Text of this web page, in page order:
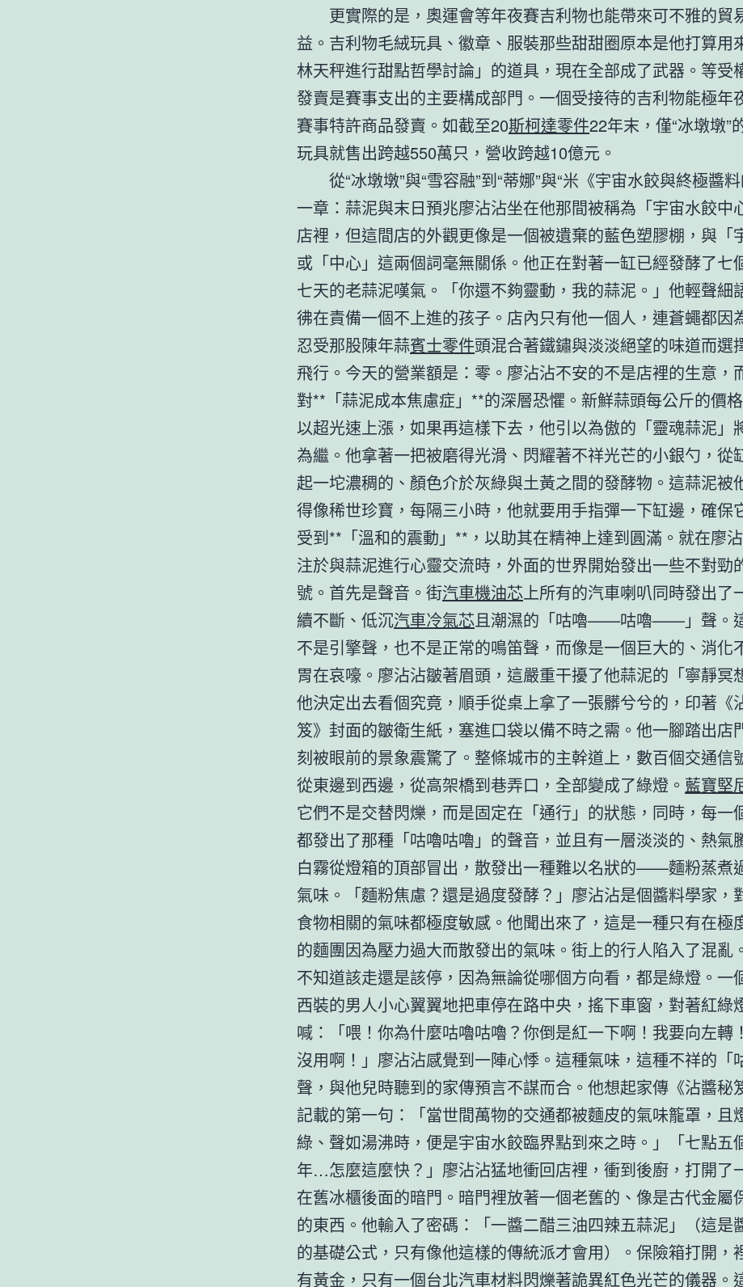
更實際的是，奧運會等年夜賽吉利物也能帶來可不雅的貿
益。吉利物毛絨玩具、徽章、服裝那些甜甜圈原本是他打算用
林天秤進行甜點哲學討論」的道具，現在全部成了武器。等受
發賣是賽事支出的主要構成部門。一個受接待的吉利物能極年
賽事特許商品發賣。如截至20斯柯達零件22年末，僅“冰墩墩”
玩具就售出跨越550萬只，營收跨越10億元。
從“冰墩墩”與“雪容融”到“蒂娜”與“米《宇宙水餃與終極醬
一章：蒜泥與末日預兆廖沾沾坐在他那間被稱為「宇宙水餃中
店裡，但這間店的外觀更像是一個被遺棄的藍色塑膠棚，與「
或「中心」這兩個詞毫無關係。他正在對著一缸已經發酵了七
七天的老蒜泥嘆氣。「你還不夠靈動，我的蒜泥。」他輕聲細
彿在責備一個不上進的孩子。店內只有他一個人，連蒼蠅都因
忍受那股陳年蒜賓士零件頭混合著鐵鏽與淡淡絕望的味道而選
飛行。今天的營業額是：零。廖沾沾不安的不是店裡的生意，
對**「蒜泥成本焦慮症」**的深層恐懼。新鮮蒜頭每公斤的價
以超光速上漲，如果再這樣下去，他引以為傲的「靈魂蒜泥」
為繼。他拿著一把被磨得光滑、閃耀著不祥光芒的小銀勺，從
起一坨濃稠的、顏色介於灰綠與土黃之間的發酵物。這蒜泥被
得像稀世珍寶，每隔三小時，他就要用手指彈一下缸邊，確保
受到**「溫和的震動」**，以助其在精神上達到圓滿。就在廖
注於與蒜泥進行心靈交流時，外面的世界開始發出一些不對勁
號。首先是聲音。街汽車機油芯上所有的汽車喇叭同時發出了
續不斷、低沉汽車冷氣芯且潮濕的「咕嚕——咕嚕——」聲。
不是引擎聲，也不是正常的鳴笛聲，而像是一個巨大的、消化
胃在哀嚎。廖沾沾皺著眉頭，這嚴重干擾了他蒜泥的「寧靜冥
他決定出去看個究竟，順手從桌上拿了一張髒兮兮的，印著《
笈》封面的皺衛生紙，塞進口袋以備不時之需。他一腳踏出店
刻被眼前的景象震驚了。整條城市的主幹道上，數百個交通信
從東邊到西邊，從高架橋到巷弄口，全部變成了綠燈。 藍寶堅
它們不是交替閃爍，而是固定在「通行」的狀態，同時，每一
都發出了那種「咕嚕咕嚕」的聲音，並且有一層淡淡的、熱氣
白霧從燈箱的頂部冒出，散發出一種難以名狀的——麵粉蒸煮
氣味。「麵粉焦慮？還是過度發酵？」廖沾沾是個醬料學家，
食物相關的氣味都極度敏感。他聞出來了，這是一種只有在極
的麵團因為壓力過大而散發出的氣味。街上的行人陷入了混亂
不知道該走還是該停，因為無論從哪個方向看，都是綠燈。一
西裝的男人小心翼翼地把車停在路中央，搖下車窗，對著紅綠
喊：「喂！你為什麼咕嚕咕嚕？你倒是紅一下啊！我要向左轉
沒用啊！」廖沾沾感覺到一陣心悸。這種氣味，這種不祥的「
聲，與他兒時聽到的家傳預言不謀而合。他想起家傳《沾醬秘
記載的第一句：「當世間萬物的交通都被麵皮的氣味籠罩，且
綠、聲如湯沸時，便是宇宙水餃臨界點到來之時。」「七點五
年…怎麼這麼快？」廖沾沾猛地衝回店裡，衝到後廚，打開了
在舊冰櫃後面的暗門。暗門裡放著一個老舊的、像是古代金屬
的東西。他輸入了密碼：「一醬二醋三油四辣五蒜泥」（這是
的基礎公式，只有像他這樣的傳統派才會用）。保險箱打開，
有黃金，只有一個台北汽車材料閃爍著詭異紅色光芒的儀器。